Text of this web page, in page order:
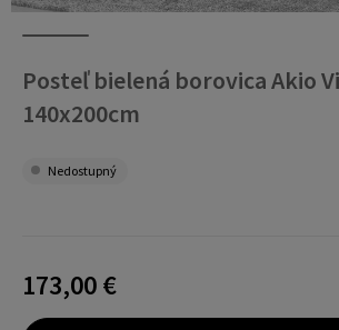
Posteľ bielená borovica Akio
140x200cm
Nedostupný
173,00 €